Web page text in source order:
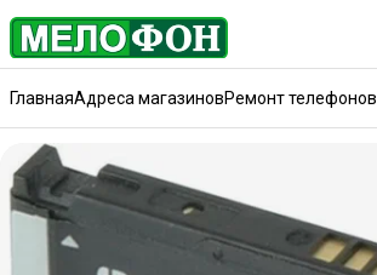
ГлавнаяАдреса магазиновРемонт телефонов